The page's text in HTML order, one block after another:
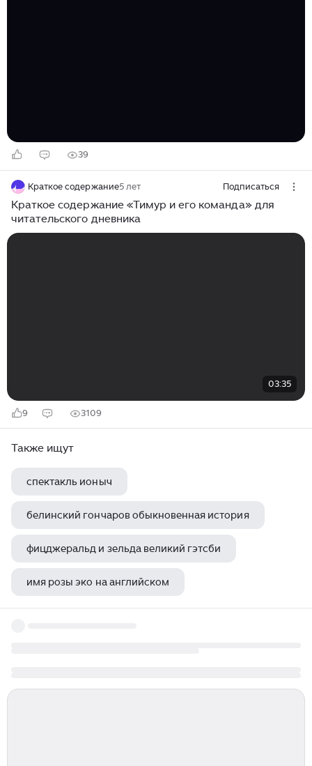
39
Краткое содержание5 лет Подписаться
Краткое содержание «Тимур и его команда» для
читательского дневника
03:35
9 3109
Также ищут
спектакль ионыч
белинский гончаров обыкновенная история
фицджеральд и зельда великий гэтсби
имя розы эко на английском